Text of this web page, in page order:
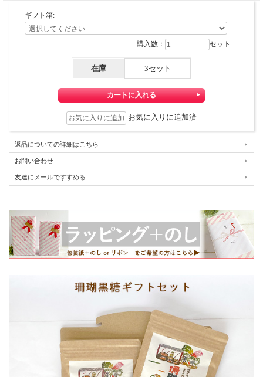
ギフト箱:
購入数： セット
在庫 3セット
お気に入りに追加済
返品についての詳細はこちら
お問い合わせ
友達にメールですすめる